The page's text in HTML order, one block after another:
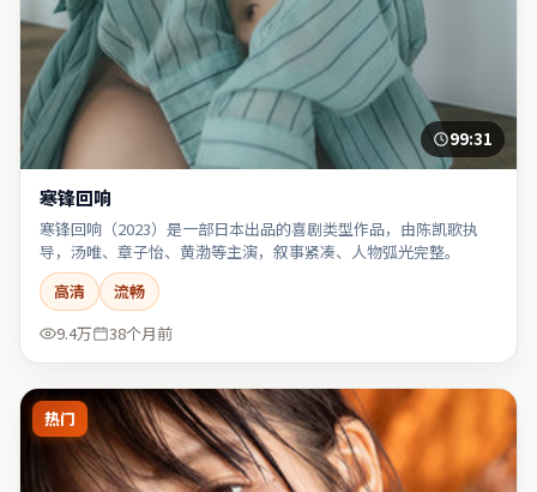
99:31
寒锋回响
寒锋回响（2023）是一部日本出品的喜剧类型作品，由陈凯歌执
导，汤唯、章子怡、黄渤等主演，叙事紧凑、人物弧光完整。
高清
流畅
9.4万
38个月前
热门